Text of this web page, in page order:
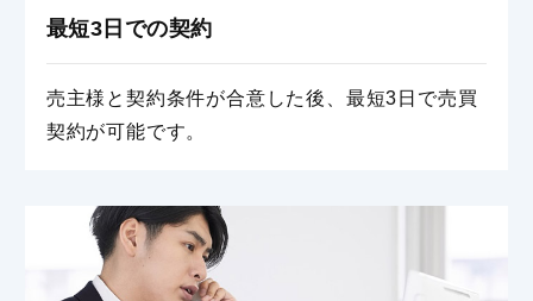
最短3⽇での契約
売主様と契約条件が合意した後、最短3⽇で売買
契約が可能です。